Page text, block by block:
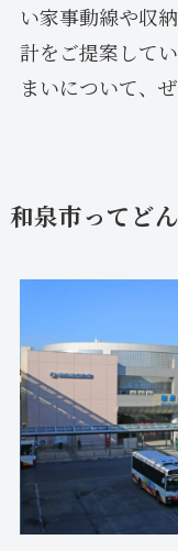
い家事動線や収
計をご提案して
まいについて、
和泉市ってど